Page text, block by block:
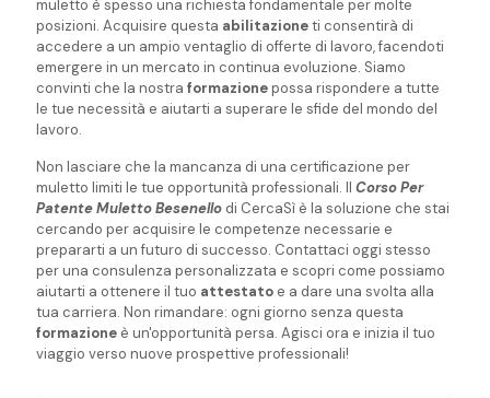
muletto è spesso una richiesta fondamentale per molte
posizioni. Acquisire questa abilitazioneti consentirà di
accedere a un ampio ventaglio di offerte di lavoro, facendoti
emergere in un mercato in continua evoluzione. Siamo
convinti che la nostra formazionepossa rispondere a tutte
le tue necessità e aiutarti a superare le sfide del mondo del
lavoro.
Non lasciare che la mancanza di una certificazione per
muletto limiti le tue opportunità professionali. Il Corso Per
Patente Muletto Besenello di CercaSì è la soluzione che stai
cercando per acquisire le competenze necessarie e
prepararti a un futuro di successo. Contattaci oggi stesso
per una consulenza personalizzata e scopri come possiamo
aiutarti a ottenere il tuo attestato e a dare una svolta alla
tua carriera. Non rimandare: ogni giorno senza questa
formazione è un'opportunità persa. Agisci ora e inizia il tuo
viaggio verso nuove prospettive professionali!